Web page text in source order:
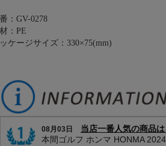
：GV-0278
：PE
ケージサイズ：330×75(mm)